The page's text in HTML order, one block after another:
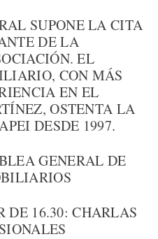
SUPONE LA CITA
DE LA
EL
CON MÁS
EN EL
OSTENTA LA
DESDE 1997.
GENERAL DE
DE 16.30: CHARLAS